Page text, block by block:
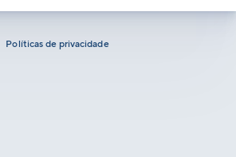
Políticas de privacidade